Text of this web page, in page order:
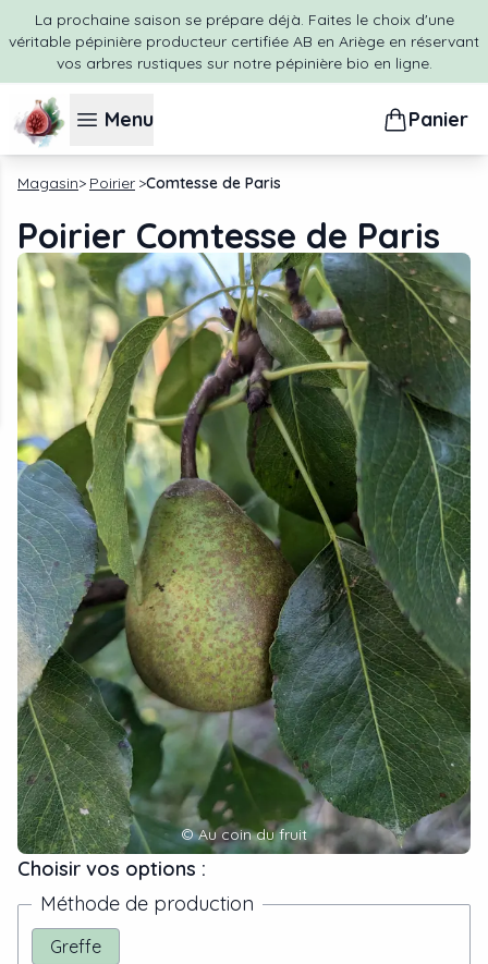
La prochaine saison se prépare déjà. Faites le choix d'une
véritable pépinière producteur certifiée AB en Ariège en réservant
vos arbres rustiques sur notre pépinière bio en ligne.
Menu Panier
Magasin Poirier Comtesse de Paris
Poirier Comtesse de Paris
©Au coin du fruit
Choisir vos options :
Méthode de production
Greffe